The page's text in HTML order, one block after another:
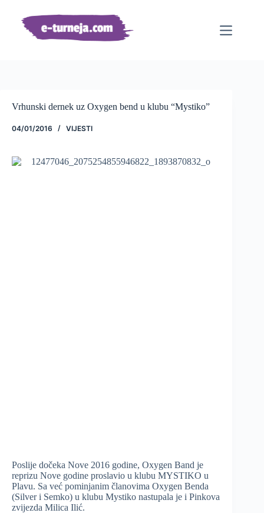
sadržaj
Vrhunski dernek uz Oxygen bend u klubu “Mystiko”
04/01/2016 VIJESTI
Poslije dočeka Nove 2016 godine, Oxygen Band je
reprizu Nove godine proslavio u klubu MYSTIKO u
Plavu. Sa već pominjanim članovima Oxygen Benda
(Silver i Semko) u klubu Mystiko nastupala je i Pinkova
zvijezda Milica Ilić.